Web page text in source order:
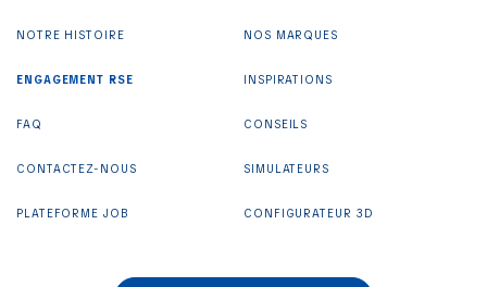
NOTRE HISTOIRE
ENGAGEMENT RSE
FAQ
CONTACTEZ-NOUS
PLATEFORME JOB
NOS MARQUES
INSPIRATIONS
CONSEILS
SIMULATEURS
CONFIGURATEUR 3D